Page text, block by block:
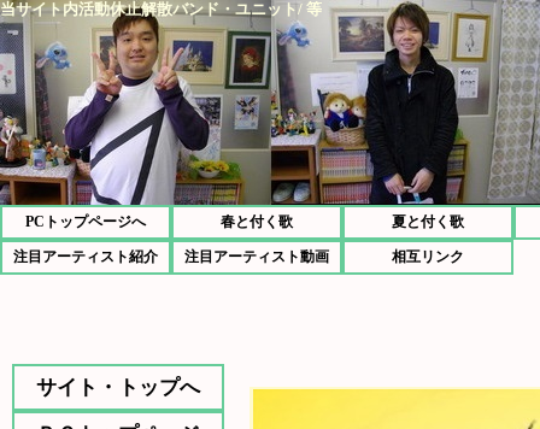
当サイト内活動休止解散バンド・ユニット/ 等
PCトップページへ 春と付く歌 夏と付く歌
注目アーティスト紹介 注目アーティスト動画 相互リンク
サイト・トップへ